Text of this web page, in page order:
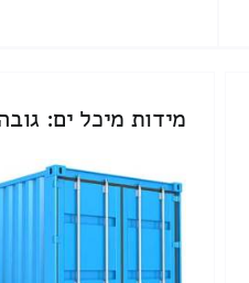
מידות מיכל ים: